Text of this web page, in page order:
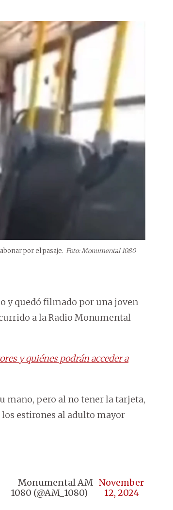
por el pasaje. Foto: Monumental 1080
y quedó filmado por una joven
a la Radio Monumental
y quiénes podrán acceder a
mano, pero al no tener la tarjeta,
estirones al adulto mayor
— Monumental AM
1080 (@AM_1080)
November
12, 2024